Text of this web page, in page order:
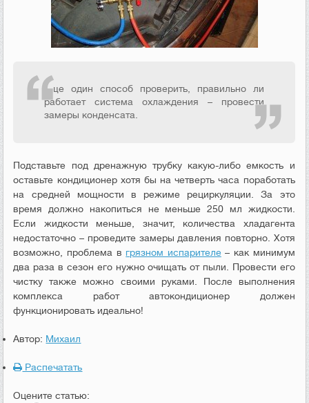
Еще один способ проверить, правильно ли
работает система охлаждения – провести
замеры конденсата.
Подставьте под дренажную трубку какую-либо емкость и
оставьте кондиционер хотя бы на четверть часа поработать
на средней мощности в режиме рециркуляции. За это
время должно накопиться не меньше 250 мл жидкости.
Если жидкости меньше, значит, количества хладагента
недостаточно – проведите замеры давления повторно. Хотя
возможно, проблема в грязном испарителе– как минимум
два раза в сезон его нужно очищать от пыли. Провести его
чистку также можно своими руками. После выполнения
комплекса работ автокондиционер должен
функционировать идеально!
Автор: Михаил
Распечатать
Оцените статью: